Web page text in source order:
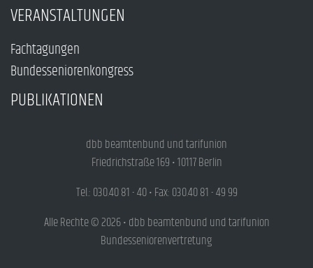
VERANSTALTUNGEN
Fachtagungen
Bundesseniorenkongress
PUBLIKATIONEN
dbb beamtenbund und tarifunion
Friedrichstraße 169 • 10117 Berlin
Tel.: 030.40 81 - 40 • Fax: 030.40 81 - 49 99
Alle Rechte © 2026 • dbb beamtenbund und tarifunion
Bundesseniorenvertretung